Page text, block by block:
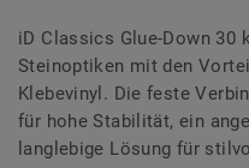
iD Classics Glue-Down 30
Steinoptiken mit den
Klebevinyl. Die feste
für hohe Stabilität, ein
langlebige Lösung für